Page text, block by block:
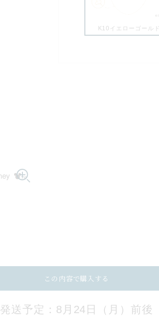
K10イエローゴールド
この内容で購入する
発送予定：8月24日（月）前後